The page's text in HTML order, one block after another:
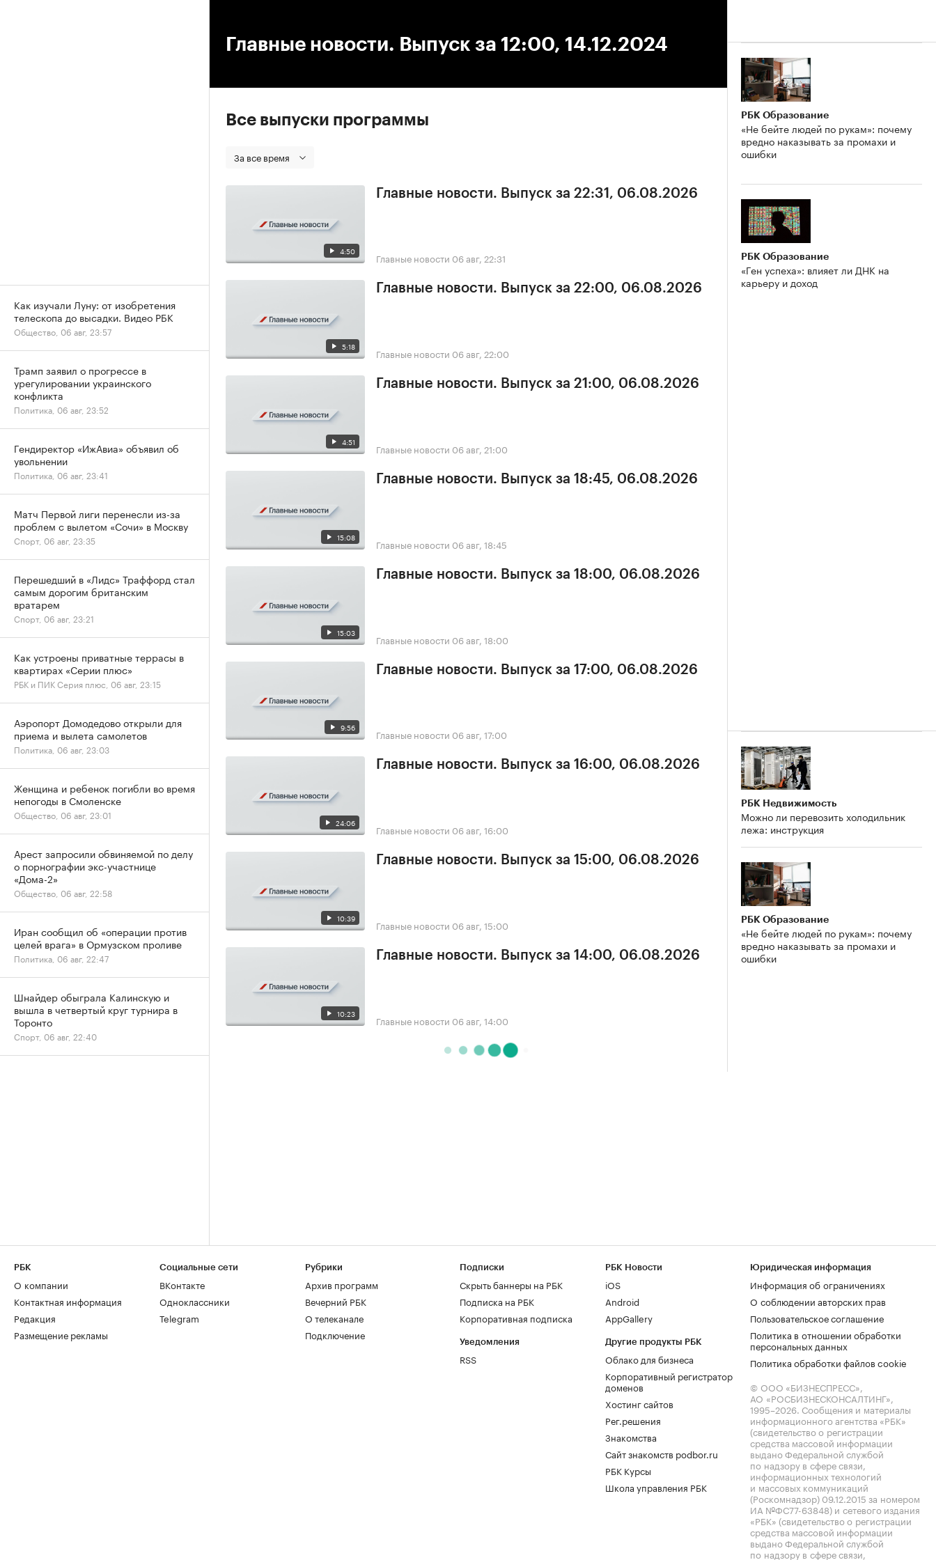
Главные новости. Выпуск за 12:00, 14.12.2024
Все выпуски программы
За все время
4:50
Главные новости. Выпуск за 22:31, 06.08.2026
Главные новости 06 авг, 22:31
5:18
Главные новости. Выпуск за 22:00, 06.08.2026
Главные новости 06 авг, 22:00
4:51
Главные новости. Выпуск за 21:00, 06.08.2026
Главные новости 06 авг, 21:00
15:08
Главные новости. Выпуск за 18:45, 06.08.2026
Главные новости 06 авг, 18:45
15:03
Главные новости. Выпуск за 18:00, 06.08.2026
Главные новости 06 авг, 18:00
9:56
Главные новости. Выпуск за 17:00, 06.08.2026
Главные новости 06 авг, 17:00
24:06
Главные новости. Выпуск за 16:00, 06.08.2026
Главные новости 06 авг, 16:00
10:39
Главные новости. Выпуск за 15:00, 06.08.2026
Главные новости 06 авг, 15:00
10:23
Главные новости. Выпуск за 14:00, 06.08.2026
Главные новости 06 авг, 14:00
РБК Образование
«Не бейте людей по рукам»: почему
вредно наказывать за промахи и
ошибки
РБК Образование
«Ген успеха»: влияет ли ДНК на
карьеру и доход
РБК Недвижимость
Можно ли перевозить холодильник
лежа: инструкция
РБК Образование
«Не бейте людей по рукам»: почему
вредно наказывать за промахи и
ошибки
Как изучали Луну: от изобретения
телескопа до высадки. Видео РБК
Общество, 06 авг, 23:57
Трамп заявил о прогрессе в
урегулировании украинского
конфликта
Политика, 06 авг, 23:52
Гендиректор «ИжАвиа» объявил об
увольнении
Политика, 06 авг, 23:41
Матч Первой лиги перенесли из-за
проблем с вылетом «Сочи» в Москву
Спорт, 06 авг, 23:35
Перешедший в «Лидс» Траффорд стал
самым дорогим британским
вратарем
Спорт, 06 авг, 23:21
Как устроены приватные террасы в
квартирах «Серии плюс»
РБК и ПИК Серия плюс, 06 авг, 23:15
Аэропорт Домодедово открыли для
приема и вылета самолетов
Политика, 06 авг, 23:03
Женщина и ребенок погибли во время
непогоды в Смоленске
Общество, 06 авг, 23:01
Арест запросили обвиняемой по делу
о порнографии экс-участнице
«Дома-2»
Общество, 06 авг, 22:58
Иран сообщил об «операции против
целей врага» в Ормузском проливе
Политика, 06 авг, 22:47
Шнайдер обыграла Калинскую и
вышла в четвертый круг турнира в
Торонто
Спорт, 06 авг, 22:40
РБК
О компании
Контактная информация
Редакция
Размещение рекламы
Социальные сети
ВКонтакте
Одноклассники
Telegram
Рубрики
Архив программ
Вечерний РБК
О телеканале
Подключение
Подписки
Скрыть баннеры на РБК
Подписка на РБК
Корпоративная подписка
Уведомления
RSS
РБК Новости
iOS
Android
AppGallery
Другие продукты РБК
Облако для бизнеса
Корпоративный регистратор
доменов
Хостинг сайтов
Рег.решения
Знакомства
Сайт знакомств podbor.ru
РБК Курсы
Школа управления РБК
Юридическая информация
Информация об ограничениях
О соблюдении авторских прав
Пользовательское соглашение
Политика в отношении обработки
персональных данных
Политика обработки файлов cookie
© ООО «БИЗНЕСПРЕСС»,
АО «РОСБИЗНЕСКОНСАЛТИНГ»,
1995–2026. Сообщения и материалы
информационного агентства «РБК»
(свидетельство о регистрации
средства массовой информации
выдано Федеральной службой
по надзору в сфере связи,
информационных технологий
и массовых коммуникаций
(Роскомнадзор) 09.12.2015 за номером
ИА №ФС77-63848) и сетевого издания
«РБК» (свидетельство о регистрации
средства массовой информации
выдано Федеральной службой
по надзору в сфере связи,